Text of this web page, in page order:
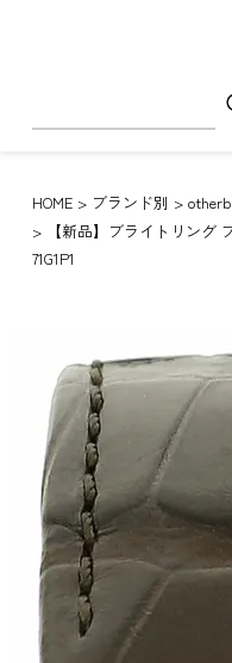
HOME ブランド別
【新品】ブライトリング
71G1P1